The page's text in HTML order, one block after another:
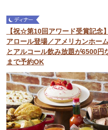
【祝☆第10回アワード受賞記念
アロール登場／アメリカンホー
とアルコール飲み放題が6500
まで予約OK